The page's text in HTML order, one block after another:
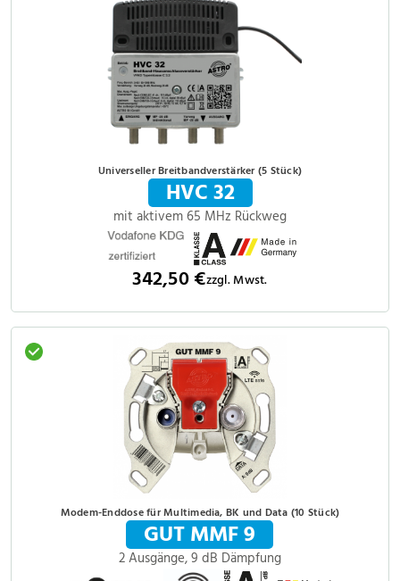
Universeller Breitbandverstärker (5 Stück)
HVC 32
mit aktivem 65 MHz Rückweg
342,50 €zzgl. Mwst.
Modem-Enddose für Multimedia, BK und Data (10 Stück)
GUT MMF 9
2 Ausgänge, 9 dB Dämpfung